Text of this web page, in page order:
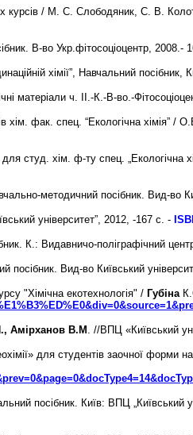
курсів / М. С. Слободяник, С. В.
В-во Укр.фітосоціоцентр, 2008.-
хімії”, Навчальний посібник,
матеріали ч. ІІ.-К.-В-во.-
хім. фак. спец. “Екологічна
для студ. хім. ф-ту спец.
методичний посібник. Вид-во
університет”, 2012, -167 с. -
К.: Видавничо-поліграфічний
посібник. Вид-во Київський
"Хімічна екотехнологія" / Губіна
Амірханов В.М . //ВПЦ «Київський
для студентів заочної
посібник. Київ: ВПЦ